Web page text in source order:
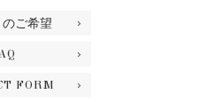
ご希望
FORM